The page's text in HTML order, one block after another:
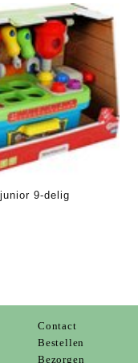
9-delig
Contact
Bestellen
Bezorgen